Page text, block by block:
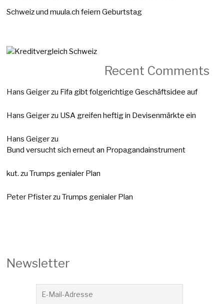
Schweiz und muula.ch feiern Geburtstag
Recent Comments
Hans Geigerzu Fifa gibt folgerichtige Geschäftsidee auf
Hans Geigerzu USA greifen heftig in Devisenmärkte ein
Hans Geigerzu
Bund versucht sich erneut an Propagandainstrument
kut. zuTrumps genialer Plan
Peter PfisterzuTrumps genialer Plan
Newsletter